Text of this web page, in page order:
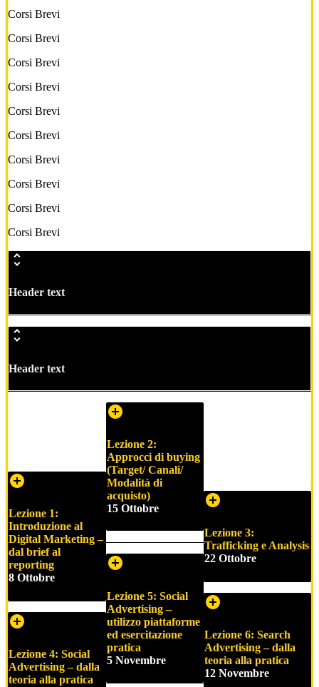
Corsi Brevi
Corsi Brevi
Corsi Brevi
Corsi Brevi
Corsi Brevi
Corsi Brevi
Corsi Brevi
Corsi Brevi
Corsi Brevi
Corsi Brevi
Header text
Header text
Lezione 1:
Introduzione al
Digital Marketing –
dal brief al
reporting
8 Ottobre
Lezione 4: Social
Advertising – dalla
teoria alla pratica
Lezione 2:
Approcci di buying
(Target/ Canali/
Modalità di
acquisto)
15 Ottobre
Lezione 5: Social
Advertising –
utilizzo piattaforme
ed esercitazione
pratica
5 Novembre
Lezione 3:
Trafficking e Analysis
22 Ottobre
Lezione 6: Search
Advertising – dalla
teoria alla pratica
12 Novembre